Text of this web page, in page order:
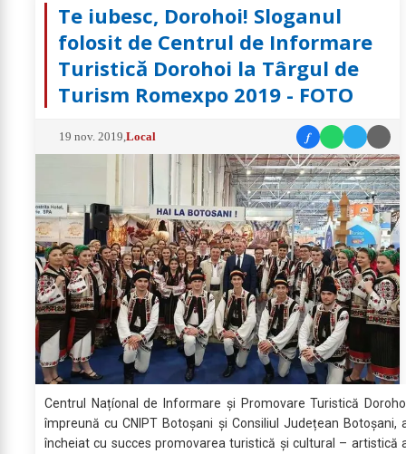
Te iubesc, Dorohoi! Sloganul
folosit de Centrul de Informare
Turistică Dorohoi la Târgul de
Turism Romexpo 2019 - FOTO
19 nov. 2019 ,Local f
Centrul Națíonal de Informare și Promovare Turistică
împreună cu CNIPT Botoșani și Consiliul Județean Botoșani,
încheiat cu succes promovarea turistică și cultural – artistică